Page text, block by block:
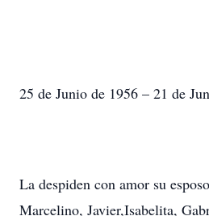
25 de Junio de 1956 – 21 de
La despiden con amor su
Marcelino, Javier,Isabelita,